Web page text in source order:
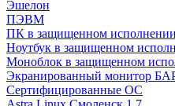
Эшелон
ПЭВМ
ПК в защищенном исполнении
Ноутбук в защищенном
Моноблок в защищенном
Экранированный монитор
Сертифицированные ОС